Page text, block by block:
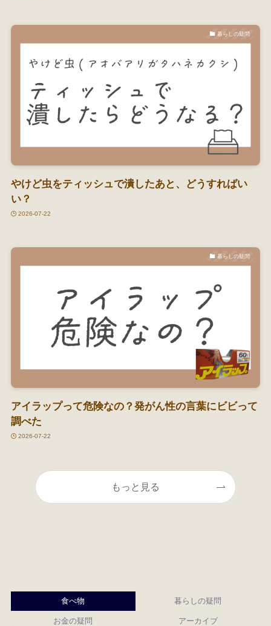
暮らしの疑問
やけど虫をティッシュで潰したあと、どうすればい
い？
2026-07-22
暮らしの疑問
アイラップって危険なの？発がん性の言葉にビビって
調べた
2026-07-22
もっと見る
食べ物 暮らしの疑問
お金の疑問 アーカイブ